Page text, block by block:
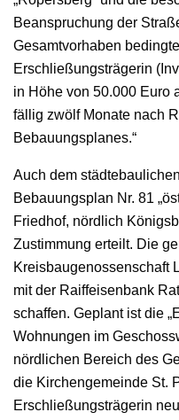
Beanspruchung der
Gesamtvorhaben
Erschließungsträgerin
in Höhe von 50.000 Euro
fällig zwölf Monate nach
Bebauungsplanes.“
Auch dem
Bebauungsplan Nr. 81
Friedhof, nördlich
Zustimmung erteilt. Die
Kreisbaugenossenschaft
mit der Raiffeisenbank
schaffen. Geplant ist die
Wohnungen im
nördlichen Bereich des
die Kirchengemeinde St.
Erschließungsträgerin